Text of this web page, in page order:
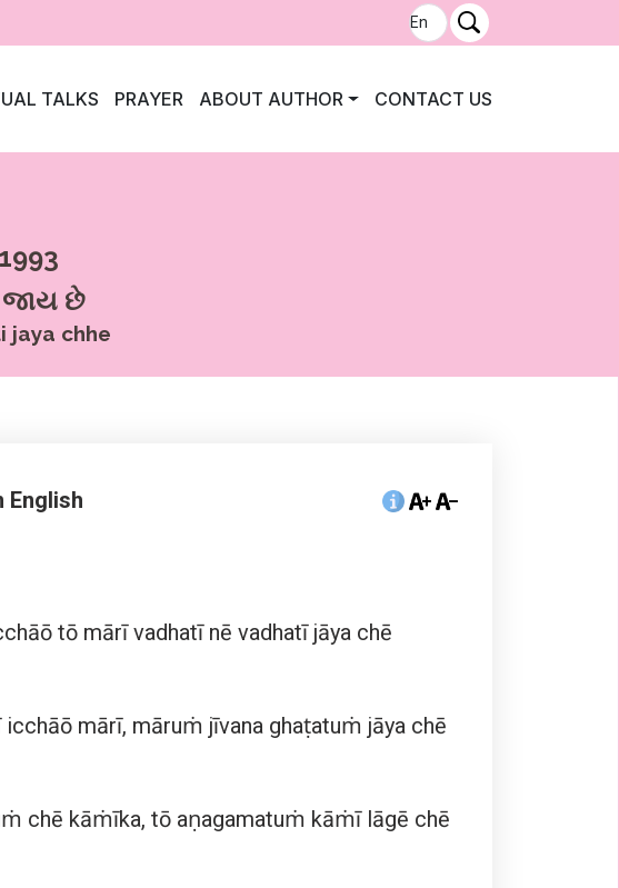
TALKS PRAYER ABOUT AUTHOR CONTACT US
જાય છે
jaya chhe
English
tō mārī vadhatī nē vadhatī jāya chē
icchāō mārī, māruṁ jīvana ghaṭatuṁ jāya chē
chē kāṁīka, tō aṇagamatuṁ kāṁī lāgē chē